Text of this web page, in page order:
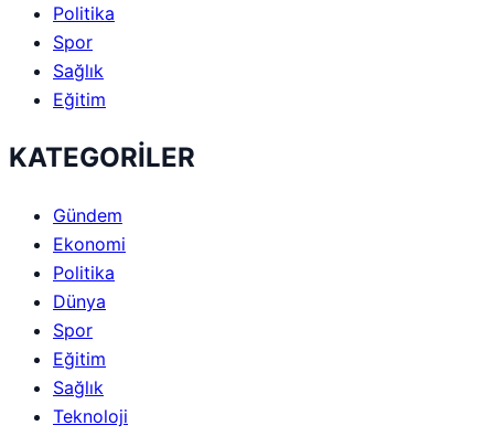
Politika
Spor
Sağlık
Eğitim
KATEGORİLER
Gündem
Ekonomi
Politika
Dünya
Spor
Eğitim
Sağlık
Teknoloji